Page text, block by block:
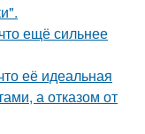
ещё сильнее
её идеальная
а отказом от